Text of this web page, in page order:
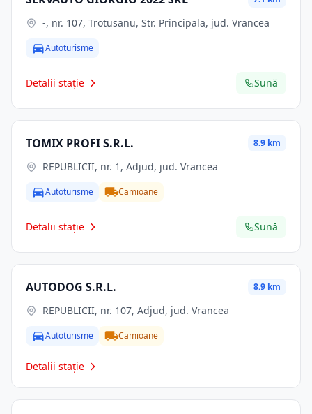
-, nr. 107, Trotusanu, Str. Principala, jud. Vrancea
Autoturisme
Detalii stație Sună
TOMIX PROFI S.R.L. 8.9 km
REPUBLICII, nr. 1, Adjud, jud. Vrancea
Autoturisme Camioane
Detalii stație Sună
AUTODOG S.R.L. 8.9 km
REPUBLICII, nr. 107, Adjud, jud. Vrancea
Autoturisme Camioane
Detalii stație